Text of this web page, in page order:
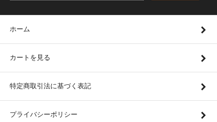
ホーム
カートを見る
特定商取引法に基づく表記
プライバシーポリシー